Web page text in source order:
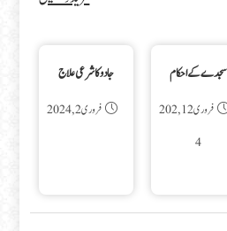
سجدے کے احکام
فروری 12, 202
4
جادو کا شرعی علاج
فروری 2, 2024